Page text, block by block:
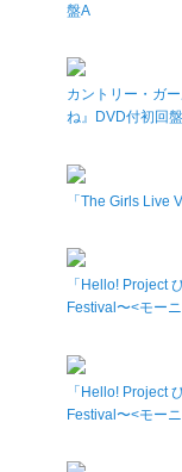
盤A
カントリー・ガ
ね』DVD付初回
「The Girls Live
「Hello! Project
Festival〜<モー
「Hello! Project
Festival〜<モー